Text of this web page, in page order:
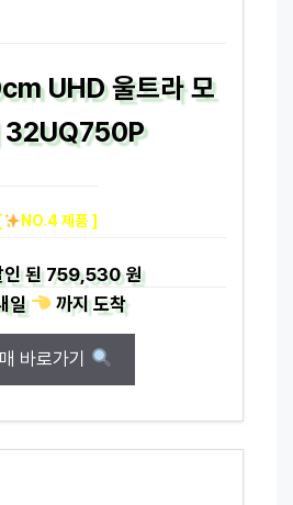
UHD 울트라 모
32UQ750P
NO.4 제품 ]
된759,530 원
일
까지도착
바로가기